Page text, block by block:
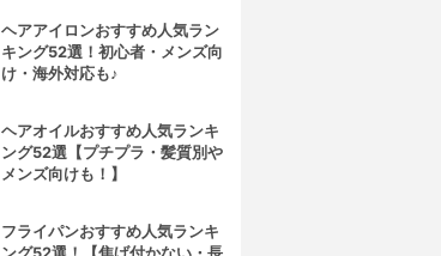
ヘアアイロンおすすめ人気ラン
キング52選！初心者・メンズ向
け・海外対応も♪
ヘアオイルおすすめ人気ランキ
ング52選【プチプラ・髪質別や
メンズ向けも！】
フライパンおすすめ人気ランキ